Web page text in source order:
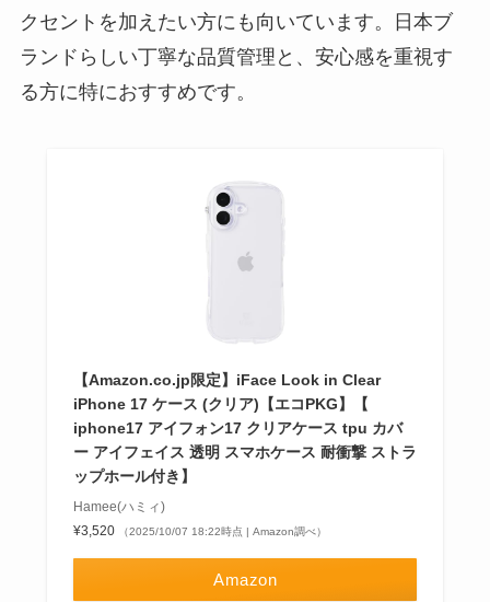
クセントを加えたい方にも向いています。日本ブ
ランドらしい丁寧な品質管理と、安心感を重視す
る方に特におすすめです。
【Amazon.co.jp限定】iFace Look in Clear
iPhone 17 ケース (クリア)【エコPKG】【
iphone17 アイフォン17 クリアケース tpu カバ
ー アイフェイス 透明 スマホケース 耐衝撃 ストラ
ップホール付き】
Hamee(ハミィ)
¥3,520
（2025/10/07 18:22時点 | Amazon調べ）
Amazon